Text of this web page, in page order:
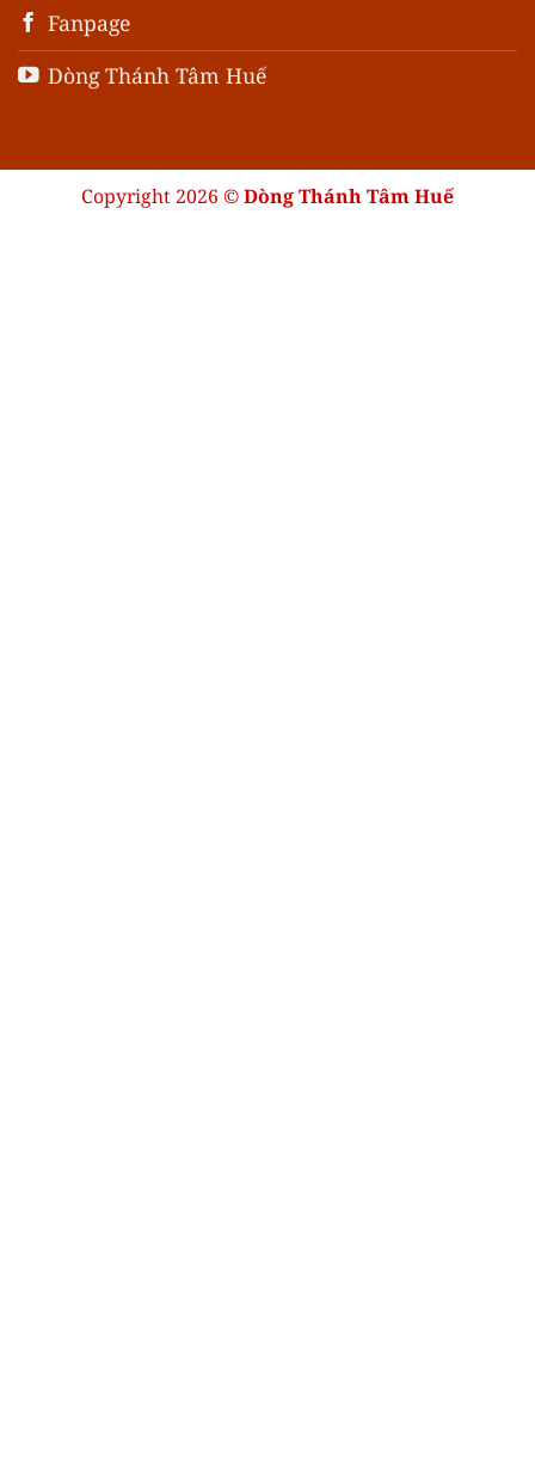
Fanpage
Dòng Thánh Tâm Huế
Copyright 2026 ©Dòng Thánh Tâm Huế